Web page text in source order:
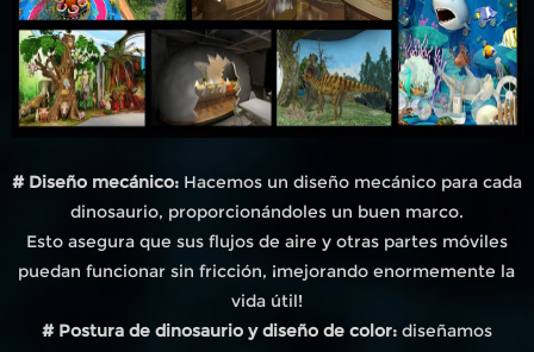
# Diseño mecánico:Hacemos un diseño mecánico para cada
dinosaurio, proporcionándoles un buen marco.
Esto asegura que sus flujos de aire y otras partes móviles
puedan funcionar sin fricción, ¡mejorando enormemente la
vida útil!
# Postura de dinosaurio y diseño de color:diseñamos